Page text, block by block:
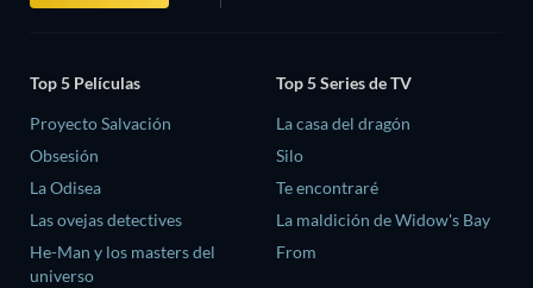
Top 5 Películas
Proyecto Salvación
Obsesión
La Odisea
Las ovejas detectives
He-Man y los masters del
universo
Top 5 Series de TV
La casa del dragón
Silo
Te encontraré
La maldición de Widow's Bay
From